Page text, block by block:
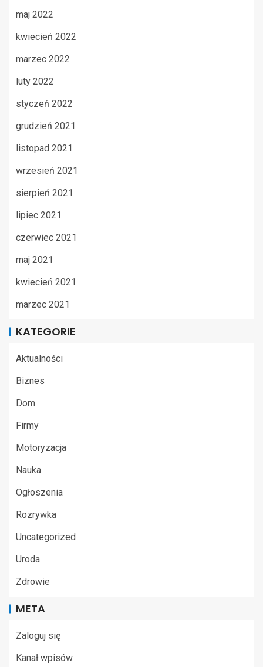
maj 2022
kwiecień 2022
marzec 2022
luty 2022
styczeń 2022
grudzień 2021
listopad 2021
wrzesień 2021
sierpień 2021
lipiec 2021
czerwiec 2021
maj 2021
kwiecień 2021
marzec 2021
KATEGORIE
Aktualności
Biznes
Dom
Firmy
Motoryzacja
Nauka
Ogłoszenia
Rozrywka
Uncategorized
Uroda
Zdrowie
META
Zaloguj się
Kanał wpisów